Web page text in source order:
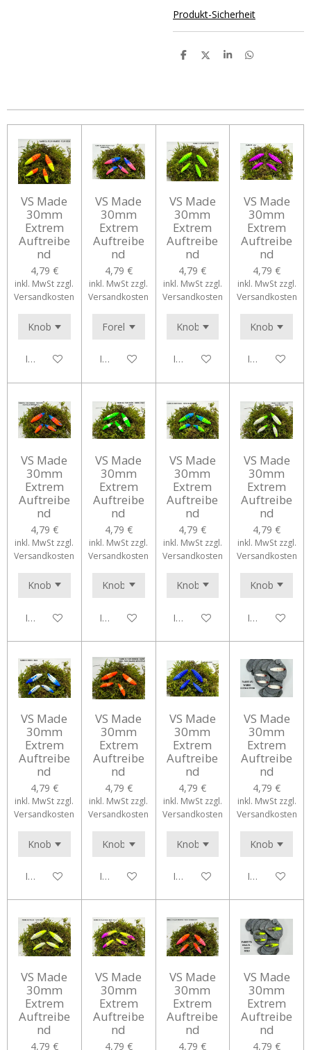
Produkt-Sicherheit
T
n
T
n
T
n
T
n
VS Made
30mm
Extrem
Auftreibe
nd
4,79 €
inkl. MwSt zzgl.
Versandkosten
In den Warenkorb
VS Made
30mm
Extrem
Auftreibe
nd
4,79 €
inkl. MwSt zzgl.
Versandkosten
In den Warenkorb
VS Made
30mm
Extrem
Auftreibe
nd
4,79 €
inkl. MwSt zzgl.
Versandkosten
In den Warenkorb
VS Made
30mm
Extrem
Auftreibe
nd
4,79 €
inkl. MwSt zzgl.
Versandkosten
In den
VS Made
30mm
Extrem
Auftreibe
nd
4,79 €
inkl. MwSt zzgl.
Versandkosten
In den Warenkorb
VS Made
30mm
Extrem
Auftreibe
nd
4,79 €
inkl. MwSt zzgl.
Versandkosten
In den Warenkorb
VS Made
30mm
Extrem
Auftreibe
nd
4,79 €
inkl. MwSt zzgl.
Versandkosten
In den Warenkorb
VS Made
30mm
Extrem
Auftreibe
nd
4,79 €
inkl. MwSt zzgl.
Versandkosten
In den
VS Made
30mm
Extrem
Auftreibe
nd
4,79 €
inkl. MwSt zzgl.
Versandkosten
In den Warenkorb
VS Made
30mm
Extrem
Auftreibe
nd
4,79 €
inkl. MwSt zzgl.
Versandkosten
In den Warenkorb
VS Made
30mm
Extrem
Auftreibe
nd
4,79 €
inkl. MwSt zzgl.
Versandkosten
In den Warenkorb
VS Made
30mm
Extrem
Auftreibe
nd
4,79 €
inkl. MwSt zzgl.
Versandkosten
In den
VS Made
30mm
Extrem
Auftreibe
nd
4,79 €
VS Made
30mm
Extrem
Auftreibe
nd
4,79 €
VS Made
30mm
Extrem
Auftreibe
nd
4,79 €
VS Made
30mm
Extrem
Auftreibe
nd
4,79 €